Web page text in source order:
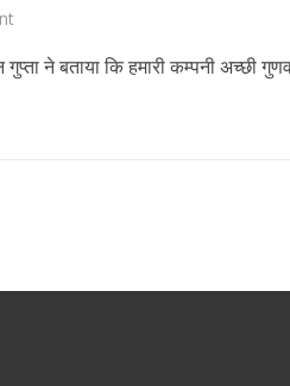
ने बताया कि हमारी कम्पनी